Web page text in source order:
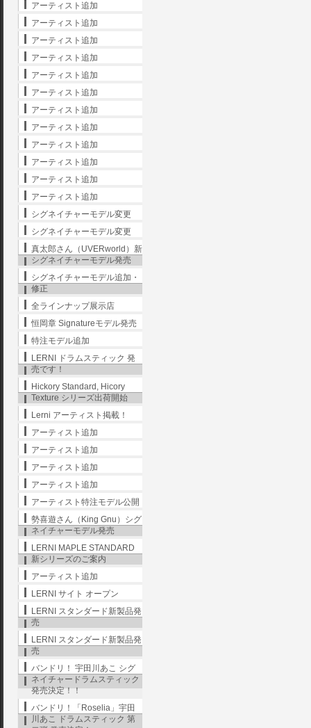
アーティスト追加
アーティスト追加
アーティスト追加
アーティスト追加
アーティスト追加
アーティスト追加
アーティスト追加
アーティスト追加
アーティスト追加
アーティスト追加
アーティスト追加
アーティスト追加
シグネイチャーモデル変更
シグネイチャーモデル変更
真太郎さん（UVERworld）新
シグネイチャーモデル発売
シグネイチャーモデル追加・
修正
全ラインナップ展示店
恒岡章 Signatureモデル発売
特注モデル追加
LERNI ドラムスティック 発
売です！
Hickory Standard, Hicory
Texture シリーズ出荷開始
Lerni アーティスト掲載！
アーティスト追加
アーティスト追加
アーティスト追加
アーティスト追加
アーティスト特注モデル公開
勢喜遊さん（King Gnu）シグ
ネイチャーモデル発売
LERNI MAPLE STANDARD
新シリーズのご案内
アーティスト追加
LERNI サイト オープン
LERNI スタンダード新製品発
売
LERNI スタンダード新製品発
売
バンドリ！ 宇田川あこ シグ
ネイチャードラムスティック
発売決定！！
バンドリ！「Roselia」宇田
川あこ ドラムスティック 第